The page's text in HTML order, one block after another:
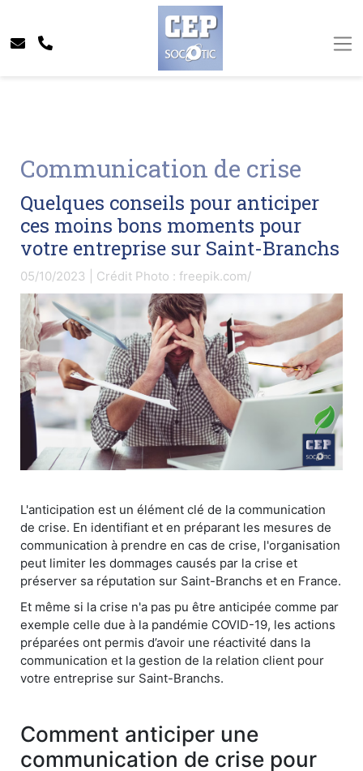
Communication de crise
Quelques conseils pour anticiper
ces moins bons moments pour
votre entreprise sur Saint-Branchs
05/10/2023 | Crédit Photo : freepik.com/
L'anticipation est un élément clé de la communication
de crise. En identifiant et en préparant les mesures de
communication à prendre en cas de crise, l'organisation
peut limiter les dommages causés par la crise et
préserver sa réputation sur Saint-Branchs et en France.
Et même si la crise n'a pas pu être anticipée comme par
exemple celle due à la pandémie COVID-19, les actions
préparées ont permis d’avoir une réactivité dans la
communication et la gestion de la relation client pour
votre entreprise sur Saint-Branchs.
Comment anticiper une
communication de crise pour